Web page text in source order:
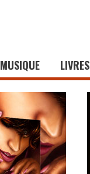
MUSIQUE LIVRES